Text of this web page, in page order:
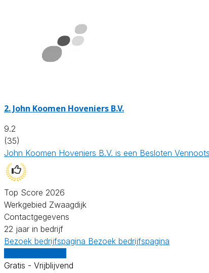
2. John Koomen Hoveniers B.V.
9.2
(35)
John Koomen Hoveniers B.V. is een Besloten
Top Score 2026
Werkgebied Zwaagdijk
Contactgegevens
22 jaar in bedrijf
Bezoek bedrijfspagina Bezoek bedrijfspagina
Gratis - Vrijblijvend